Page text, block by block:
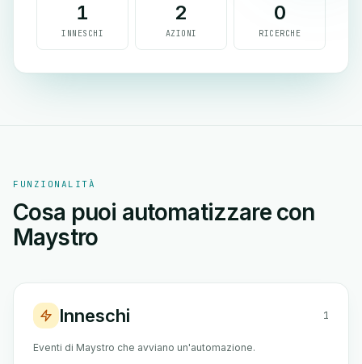
1
INNESCHI
2
AZIONI
0
RICERCHE
FUNZIONALITÀ
Cosa puoi automatizzare con
Maystro
Inneschi 1
Eventi di Maystro che avviano un'automazione.